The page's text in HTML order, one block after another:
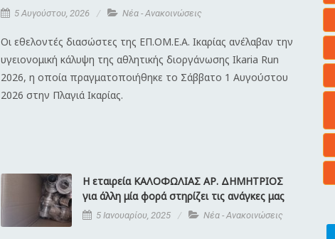
5 Αυγούστου, 2026 Νέα - Ανακοινώσεις
Οι εθελοντές διασώστες της ΕΠ.ΟΜ.Ε.Α. Ικαρίας ανέλαβαν την
υγειονομική κάλυψη της αθλητικής διοργάνωσης Ikaria Run
2026, η οποία πραγματοποιήθηκε το Σάββατο 1 Αυγούστου
2026 στην Πλαγιά Ικαρίας.
Η εταιρεία ΚΑΛΟΦΩΛΙΑΣ ΑΡ. ΔΗΜΗΤΡΙΟΣ
για άλλη μία φορά στηρίζει τις ανάγκες μας
5 Ιανουαρίου, 2025 Νέα - Ανακοινώσεις